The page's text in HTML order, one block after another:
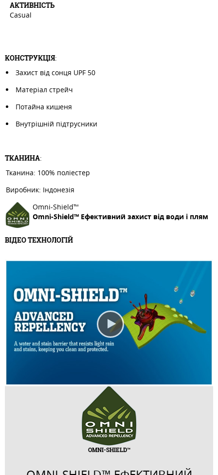
АКТИВНIСТЬ
Casual
КОНСТРУКЦІЯ:
Захист від сонця UPF 50
Матеріал стрейч
Потайна кишеня
Внутрішній підтрусники
ТКАНИНА:
Тканина: 100% поліестер
Виробник: Індонезія
Omni-Shield™
Omni-Shield™ Ефективний захист від води і плям
ВІДЕО ТЕХНОЛОГІЙ
OMNI-SHIELD™